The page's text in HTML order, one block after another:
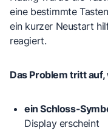
eine bestimmte
ein kurzer Neustart
reagiert.
Das Problem tritt auf,
ein Schloss-
Display erscheint